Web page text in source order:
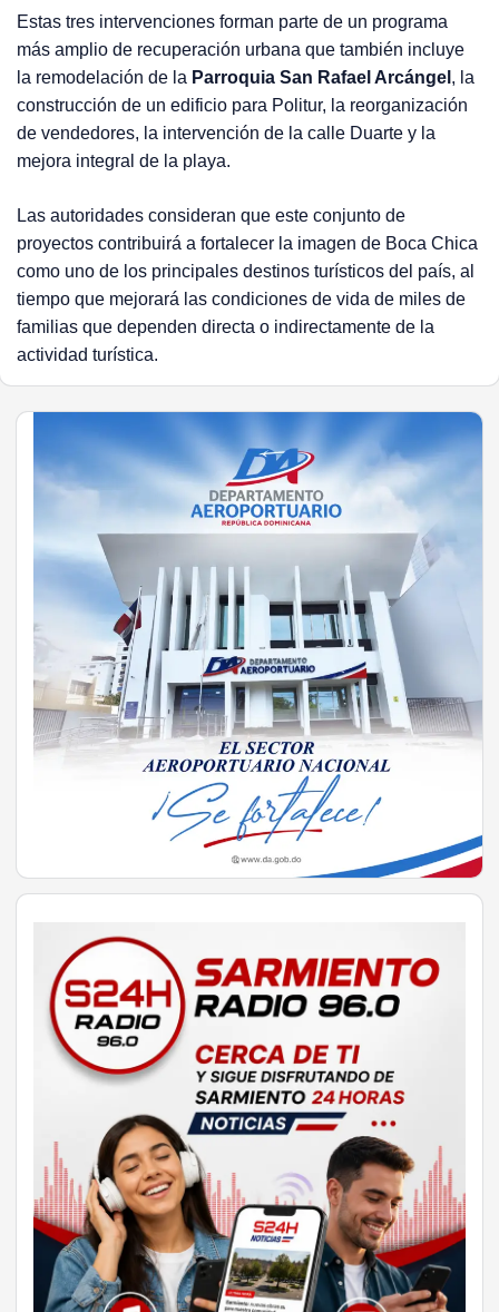
Estas tres intervenciones forman parte de un programa
más amplio de recuperación urbana que también incluye
la remodelación de la Parroquia San Rafael Arcángel , la
construcción de un edificio para Politur, la reorganización
de vendedores, la intervención de la calle Duarte y la
mejora integral de la playa.
Las autoridades consideran que este conjunto de
proyectos contribuirá a fortalecer la imagen de Boca Chica
como uno de los principales destinos turísticos del país, al
tiempo que mejorará las condiciones de vida de miles de
familias que dependen directa o indirectamente de la
actividad turística.